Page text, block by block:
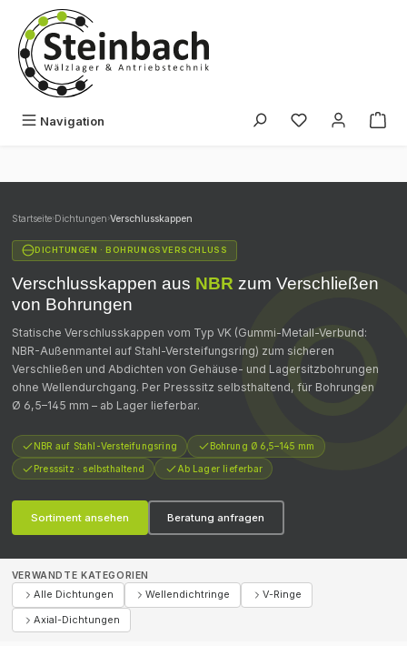
Zum Hauptinhalt springen
Navigation Du hast 0
Startseite›Dichtungen›Verschlusskappen
DICHTUNGEN · BOHRUNGSVERSCHLUSS
Verschlusskappen aus NBR zum Verschließen
von Bohrungen
Statische Verschlusskappen vom Typ VK (Gummi-Metall-Verbund:
NBR-Außenmantel auf Stahl-Versteifungsring) zum sicheren
Verschließen und Abdichten von Gehäuse- und Lagersitzbohrungen
ohne Wellendurchgang. Per Presssitz selbsthaltend, für Bohrungen
Ø 6,5–145 mm – ab Lager lieferbar.
NBR auf Stahl-Versteifungsring Bohrung Ø 6,5–145 mm
Presssitz · selbsthaltend Ab Lager lieferbar
Sortiment ansehen Beratung anfragen
VERWANDTE KATEGORIEN
Alle Dichtungen Wellendichtringe
V-Ringe
Axial-Dichtungen